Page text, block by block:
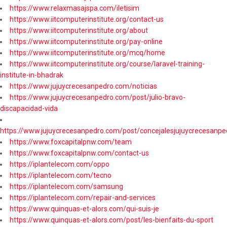
https://www.relaxmasajspa.com/iletisim
https://www.iitcomputerinstitute.org/contact-us
https://www.iitcomputerinstitute.org/about
https://www.iitcomputerinstitute.org/pay-online
https://www.iitcomputerinstitute.org/mcq/home
https://www.iitcomputerinstitute.org/course/laravel-training-
institute-in-bhadrak
https://www.jujuycrecesanpedro.com/noticias
https://www.jujuycrecesanpedro.com/post/julio-bravo-
discapacidad-vida
https://www.jujuycrecesanpedro.com/post/
https://www.foxcapitalpnw.com/team
https://www.foxcapitalpnw.com/contact-us
https://iplantelecom.com/oppo
https://iplantelecom.com/tecno
https://iplantelecom.com/samsung
https://iplantelecom.com/repair-and-services
https://www.quinquas-et-alors.com/qui-suis-je
https://www.quinquas-et-alors.com/post/les-bienfaits-du-sport